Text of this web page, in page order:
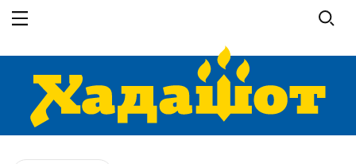
основному